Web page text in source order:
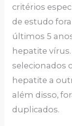
critérios
de estudo
últimos 5
hepatite
selecionados
hepatite a
além disso,
duplicados.